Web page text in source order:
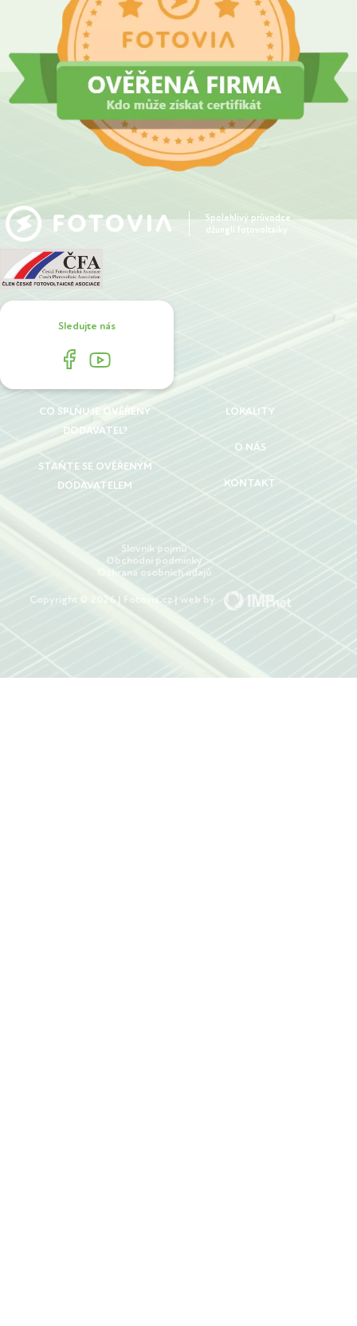
Spolehlivý průvodce
džunglí fotovoltaiky
Sledujte nás
CO SPLŇUJE OVĚŘENÝ
DODAVATEL?
STAŇTE SE OVĚŘENÝM
DODAVATELEM
LOKALITY
O NÁS
KONTAKT
Slovník pojmů
Obchodní podmínky
Ochrana osobních údajů
Copyright © 2026 | Fotovia.cz | web by